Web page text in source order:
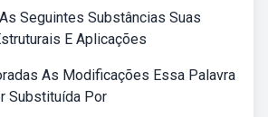
Seguintes Substâncias Suas
E Aplicações
As Modificações Essa Palavra
Substituída Por